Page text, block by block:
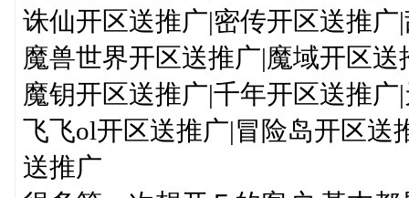
诛仙开区送推广|密传开区送推
魔兽世界开区送推广|魔域开区
魔钥开区送推广|千年开区送推
飞飞ol开区送推广|冒险岛开区送
送推广